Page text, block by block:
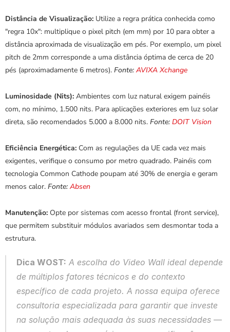
Distância de Visualização: Utilize a regra prática conhecida como
"regra 10x": multiplique o pixel pitch (em mm) por 10 para obter a
distância aproximada de visualização em pés. Por exemplo, um pixel
pitch de 2mm corresponde a uma distância óptima de cerca de 20
pés (aproximadamente 6 metros). Fonte: AVIXA Xchange
Luminosidade (Nits): Ambientes com luz natural exigem painéis
com, no mínimo, 1.500 nits. Para aplicações exteriores em luz solar
direta, são recomendados 5.000 a 8.000 nits. Fonte: DOIT Vision
Eficiência Energética: Com as regulações da UE cada vez mais
exigentes, verifique o consumo por metro quadrado. Painéis com
tecnologia Common Cathode poupam até 30% de energia e geram
menos calor. Fonte: Absen
Manutenção: Opte por sistemas com acesso frontal (front service),
que permitem substituir módulos avariados sem desmontar toda a
estrutura.
Dica WOST: A escolha do Video Wall ideal depende
de múltiplos fatores técnicos e do contexto
específico de cada projeto. A nossa equipa oferece
consultoria especializada para garantir que investe
na solução mais adequada às suas necessidades —